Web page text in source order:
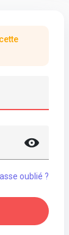
oublié ?